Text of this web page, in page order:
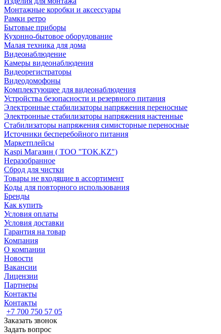
Монтажные коробки и аксессуары
Рамки ретро
Бытовые приборы
Кухонно-бытовое оборудование
Малая техника для дома
Видеонаблюдение
Камеры видеонаблюдения
Видеорегистраторы
Видеодомофоны
Комплектующее для видеонаблюдения
Устройства безопасности и резервного питания
Электронные стабилизаторы напряжения переносные
Электронные стабилизаторы напряжения настенные
Стабилизаторы напряжения симисторные переносные
Источники бесперебойного питания
Маркетплейсы
Kaspi Магазин ( ТОО "TOK.KZ")
Неразобранное
Сброд для чистки
Товары не входящие в ассортимент
Коды для повторного использования
Бренды
Как купить
Условия оплаты
Условия доставки
Гарантия на товар
Компания
О компании
Новости
Вакансии
Лицензии
Партнеры
Контакты
Контакты
+7 700 750 57 05
Заказать звонок
Задать вопрос